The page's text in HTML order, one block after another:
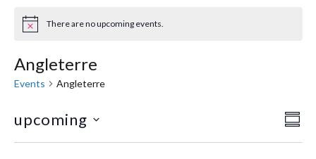
There are no upcoming events.
Angleterre
Events Angleterre
upcoming
Select